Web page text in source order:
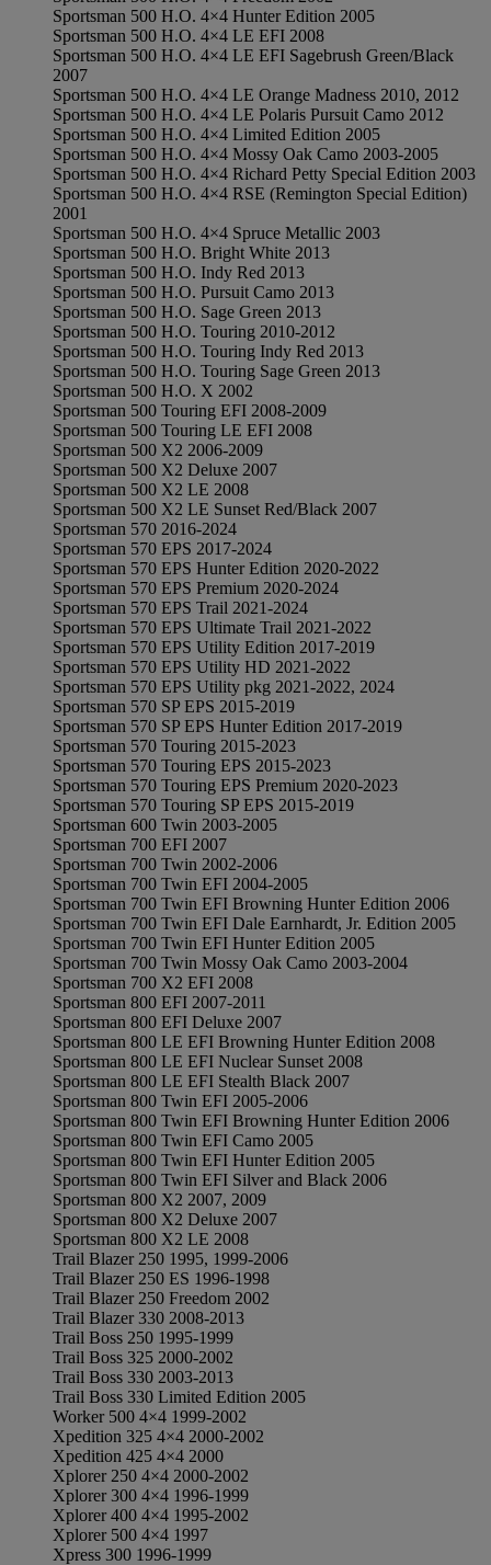
Sportsman 500 H.O. 4×4 Hunter Edition 2005
Sportsman 500 H.O. 4×4 LE EFI 2008
Sportsman 500 H.O. 4×4 LE EFI Sagebrush Green/Black
2007
Sportsman 500 H.O. 4×4 LE Orange Madness 2010, 2012
Sportsman 500 H.O. 4×4 LE Polaris Pursuit Camo 2012
Sportsman 500 H.O. 4×4 Limited Edition 2005
Sportsman 500 H.O. 4×4 Mossy Oak Camo 2003-2005
Sportsman 500 H.O. 4×4 Richard Petty Special Edition 2003
Sportsman 500 H.O. 4×4 RSE (Remington Special Edition)
2001
Sportsman 500 H.O. 4×4 Spruce Metallic 2003
Sportsman 500 H.O. Bright White 2013
Sportsman 500 H.O. Indy Red 2013
Sportsman 500 H.O. Pursuit Camo 2013
Sportsman 500 H.O. Sage Green 2013
Sportsman 500 H.O. Touring 2010-2012
Sportsman 500 H.O. Touring Indy Red 2013
Sportsman 500 H.O. Touring Sage Green 2013
Sportsman 500 H.O. X 2002
Sportsman 500 Touring EFI 2008-2009
Sportsman 500 Touring LE EFI 2008
Sportsman 500 X2 2006-2009
Sportsman 500 X2 Deluxe 2007
Sportsman 500 X2 LE 2008
Sportsman 500 X2 LE Sunset Red/Black 2007
Sportsman 570 2016-2024
Sportsman 570 EPS 2017-2024
Sportsman 570 EPS Hunter Edition 2020-2022
Sportsman 570 EPS Premium 2020-2024
Sportsman 570 EPS Trail 2021-2024
Sportsman 570 EPS Ultimate Trail 2021-2022
Sportsman 570 EPS Utility Edition 2017-2019
Sportsman 570 EPS Utility HD 2021-2022
Sportsman 570 EPS Utility pkg 2021-2022, 2024
Sportsman 570 SP EPS 2015-2019
Sportsman 570 SP EPS Hunter Edition 2017-2019
Sportsman 570 Touring 2015-2023
Sportsman 570 Touring EPS 2015-2023
Sportsman 570 Touring EPS Premium 2020-2023
Sportsman 570 Touring SP EPS 2015-2019
Sportsman 600 Twin 2003-2005
Sportsman 700 EFI 2007
Sportsman 700 Twin 2002-2006
Sportsman 700 Twin EFI 2004-2005
Sportsman 700 Twin EFI Browning Hunter Edition 2006
Sportsman 700 Twin EFI Dale Earnhardt, Jr. Edition 2005
Sportsman 700 Twin EFI Hunter Edition 2005
Sportsman 700 Twin Mossy Oak Camo 2003-2004
Sportsman 700 X2 EFI 2008
Sportsman 800 EFI 2007-2011
Sportsman 800 EFI Deluxe 2007
Sportsman 800 LE EFI Browning Hunter Edition 2008
Sportsman 800 LE EFI Nuclear Sunset 2008
Sportsman 800 LE EFI Stealth Black 2007
Sportsman 800 Twin EFI 2005-2006
Sportsman 800 Twin EFI Browning Hunter Edition 2006
Sportsman 800 Twin EFI Camo 2005
Sportsman 800 Twin EFI Hunter Edition 2005
Sportsman 800 Twin EFI Silver and Black 2006
Sportsman 800 X2 2007, 2009
Sportsman 800 X2 Deluxe 2007
Sportsman 800 X2 LE 2008
Trail Blazer 250 1995, 1999-2006
Trail Blazer 250 ES 1996-1998
Trail Blazer 250 Freedom 2002
Trail Blazer 330 2008-2013
Trail Boss 250 1995-1999
Trail Boss 325 2000-2002
Trail Boss 330 2003-2013
Trail Boss 330 Limited Edition 2005
Worker 500 4×4 1999-2002
Xpedition 325 4×4 2000-2002
Xpedition 425 4×4 2000
Xplorer 250 4×4 2000-2002
Xplorer 300 4×4 1996-1999
Xplorer 400 4×4 1995-2002
Xplorer 500 4×4 1997
Xpress 300 1996-1999